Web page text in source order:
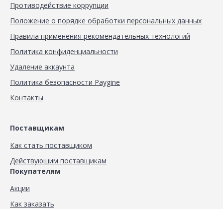
Противодействие коррупции
Положение о порядке обработки персональных данных
Правила применения рекомендательных технологий
Политика конфиденциальности
Удаление аккаунта
Политика безопасности Paygine
Контакты
Поставщикам
Как стать поставщиком
Действующим поставщикам
Покупателям
Акции
Как заказать